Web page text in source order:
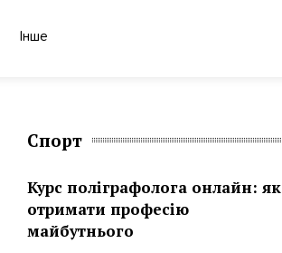
Інше
Спорт
Курс поліграфолога онлайн: як
отримати професію
майбутнього